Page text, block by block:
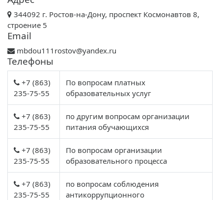
344092 г. Ростов-на-Дону, проспект Космонавтов 8,
строение 5
Email
mbdou111rostov@yandex.ru
Телефоны
+7 (863)
235-75-55
По вопросам платных
образовательных услуг
+7 (863)
235-75-55
по другим вопросам организации
питания обучающихся
+7 (863)
235-75-55
По вопросам организации
образовательного процесса
+7 (863)
235-75-55
по вопросам соблюдения
антикоррупционного